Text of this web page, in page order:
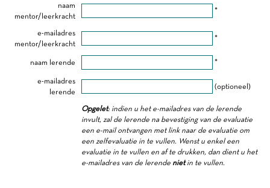
naam
mentor/leerkracht
*
e-mailadres
mentor/leerkracht
*
naam lerende *
e-mailadres
lerende
(optioneel)
Opgelet: indien u het e-mailadres van de lerende
invult, zal de lerende na bevestiging van de evaluatie
een e-mail ontvangen met link naar de evaluatie om
een zelfevaluatie in te vullen. Wenst u enkel een
evaluatie in te vullen en af te drukken, dan dient u het
e-mailadres van de lerende nietin te vullen.